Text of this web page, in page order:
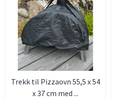
Trekk til Pizzaovn 55,5 x 54
x 37 cm med ...